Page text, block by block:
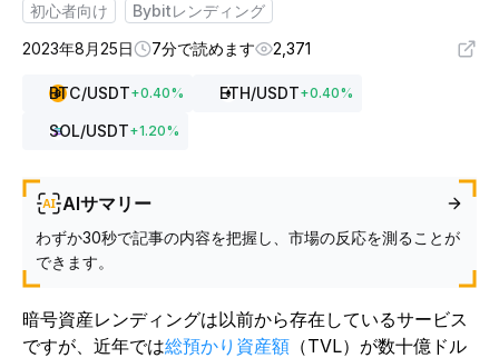
初心者向け
Bybitレンディング
2023年8月25日
7分で読めます 2,371
BTC/USDT+0.40% ETH/USDT+0.40%
SOL/USDT+1.20%
AIサマリー
わずか30秒で記事の内容を把握し、市場の反応を測ることが
できます。
暗号資産レンディングは以前から存在しているサービス
ですが、近年では総預かり資産額 （TVL）が数十億ドル